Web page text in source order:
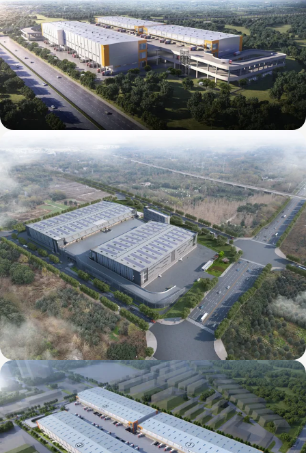
Intelligent Manufacturing Industrial Park
Mapletree (East New District) Tianfu Airport
International Intelligent Logistics Park
Mapletree International Food (Chengdu)
Intelligent Industrial Base